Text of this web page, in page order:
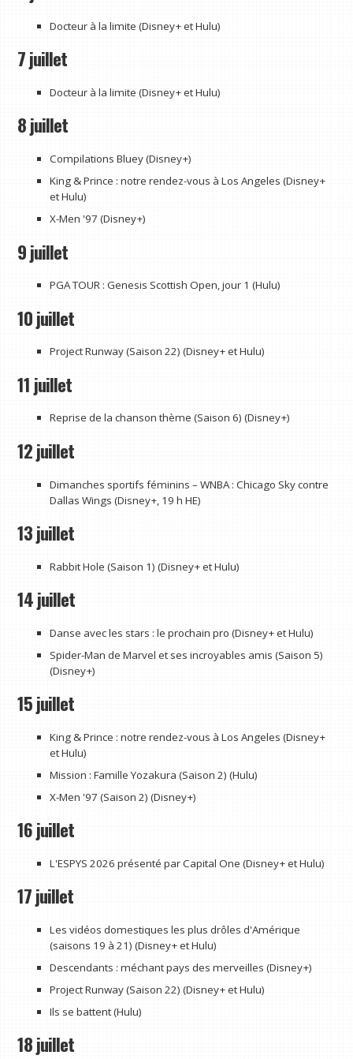
Docteur à la limite (Disney+ et Hulu)
7 juillet
Docteur à la limite (Disney+ et Hulu)
8 juillet
Compilations Bluey (Disney+)
King & Prince : notre rendez-vous à Los Angeles (Disney+
et Hulu)
X-Men '97 (Disney+)
9 juillet
PGA TOUR : Genesis Scottish Open, jour 1 (Hulu)
10 juillet
Project Runway (Saison 22) (Disney+ et Hulu)
11 juillet
Reprise de la chanson thème (Saison 6) (Disney+)
12 juillet
Dimanches sportifs féminins – WNBA : Chicago Sky contre
Dallas Wings (Disney+, 19 h HE)
13 juillet
Rabbit Hole (Saison 1) (Disney+ et Hulu)
14 juillet
Danse avec les stars : le prochain pro (Disney+ et Hulu)
Spider-Man de Marvel et ses incroyables amis (Saison 5)
(Disney+)
15 juillet
King & Prince : notre rendez-vous à Los Angeles (Disney+
et Hulu)
Mission : Famille Yozakura (Saison 2) (Hulu)
X-Men '97 (Saison 2) (Disney+)
16 juillet
L'ESPYS 2026 présenté par Capital One (Disney+ et Hulu)
17 juillet
Les vidéos domestiques les plus drôles d'Amérique
(saisons 19 à 21) (Disney+ et Hulu)
Descendants : méchant pays des merveilles (Disney+)
Project Runway (Saison 22) (Disney+ et Hulu)
Ils se battent (Hulu)
18 juillet